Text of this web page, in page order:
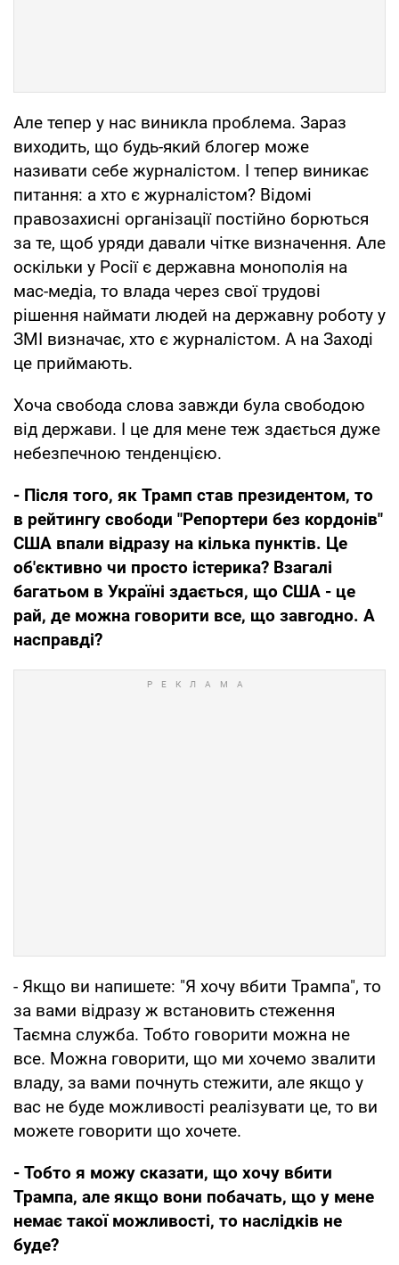
Але тепер у нас виникла проблема. Зараз
виходить, що будь-який блогер може
називати себе журналістом. І тепер виникає
питання: а хто є журналістом? Відомі
правозахисні організації постійно борються
за те, щоб уряди давали чітке визначення. Але
оскільки у Росії є державна монополія на
мас-медіа, то влада через свої трудові
рішення наймати людей на державну роботу у
ЗМІ визначає, хто є журналістом. А на Заході
це приймають.
Хоча свобода слова завжди була свободою
від держави. І це для мене теж здається дуже
небезпечною тенденцією.
- Після того, як Трамп став президентом, то
в рейтингу свободи "Репортери без кордонів"
США впали відразу на кілька пунктів. Це
об'єктивно чи просто істерика? Взагалі
багатьом в Україні здається, що США - це
рай, де можна говорити все, що завгодно. А
насправді?
- Якщо ви напишете: "Я хочу вбити Трампа", то
за вами відразу ж встановить стеження
Таємна служба. Тобто говорити можна не
все. Можна говорити, що ми хочемо звалити
владу, за вами почнуть стежити, але якщо у
вас не буде можливості реалізувати це, то ви
можете говорити що хочете.
- Тобто я можу сказати, що хочу вбити
Трампа, але якщо вони побачать, що у мене
немає такої можливості, то наслідків не
буде?